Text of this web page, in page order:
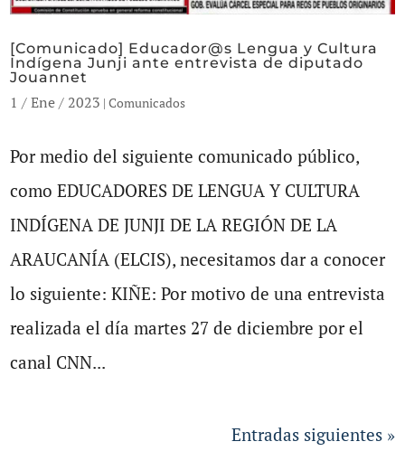
[Comunicado] Educador@s Lengua y Cultura
Indígena Junji ante entrevista de diputado
Jouannet
1 / Ene / 2023 |Comunicados
Por medio del siguiente comunicado público,
como EDUCADORES DE LENGUA Y CULTURA
INDÍGENA DE JUNJI DE LA REGIÓN DE LA
ARAUCANÍA (ELCIS), necesitamos dar a conocer
lo siguiente: KIÑE: Por motivo de una entrevista
realizada el día martes 27 de diciembre por el
canal CNN...
Entradas siguientes »